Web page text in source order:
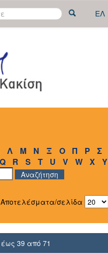
ΕΛ
Λ Μ Ν Ξ Ο Π Ρ Σ
Q R S T U V W X Y
Αποτελέσματα/σελίδα
39 από 71